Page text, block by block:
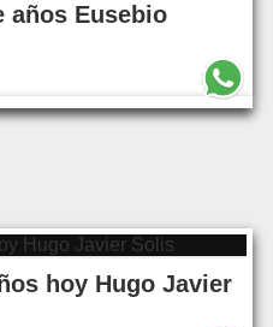
años Eusebio
hoy Hugo Javier